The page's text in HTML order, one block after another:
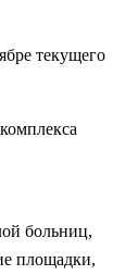
текущего
больниц,
площадки,